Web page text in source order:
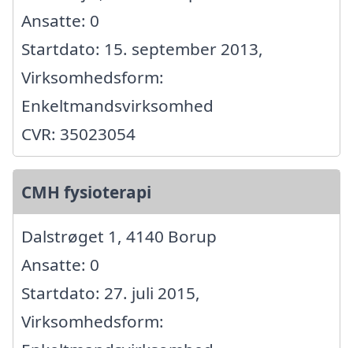
Ansatte: 0
Startdato: 15. september 2013,
Virksomhedsform:
Enkeltmandsvirksomhed
CVR: 35023054
CMH fysioterapi
Dalstrøget 1, 4140 Borup
Ansatte: 0
Startdato: 27. juli 2015,
Virksomhedsform: